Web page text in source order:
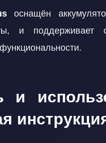
оснащён
и поддерживает
и